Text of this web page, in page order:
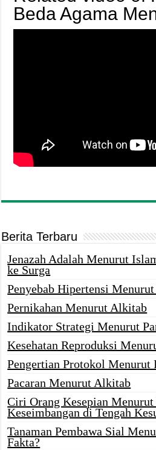
Beda Agama
Berita Terbaru
Jenazah Adalah Menurut
ke Surga
Penyebab Hipertensi
Pernikahan Menurut Alkitab
Indikator Strategi Menurut
Kesehatan Reproduksi
Pengertian Protokol Menurut
Pacaran Menurut Alkitab
Ciri Orang Kesepian
Keseimbangan di Tengah
Tanaman Pembawa Sial
Fakta?